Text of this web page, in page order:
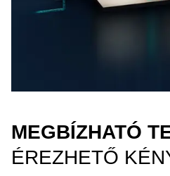
MEGBÍZHATÓ
ÉREZHETŐ